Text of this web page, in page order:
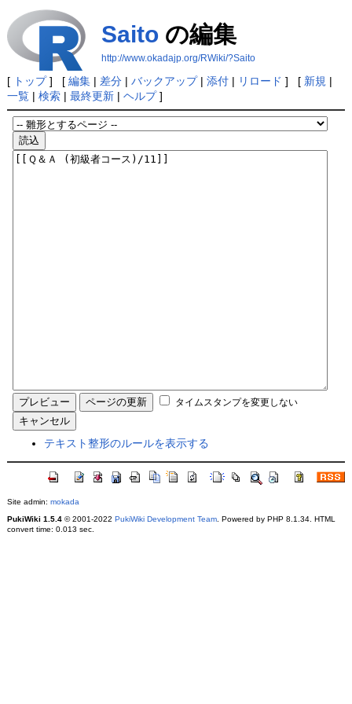
Saitoの編集
http://www.okadajp.org/RWiki/?Saito
[ トップ] [ 編集| 差分| バックアップ| 添付| リロード ] [ 新規 |
一覧| 検索| 最終更新| ヘルプ]
タイムスタンプを変更しない
テキスト整形のルールを表示する
Site admin: mokada
PukiWiki 1.5.4© 2001-2022 PukiWiki Development Team. Powered by PHP 8.1.34. HTML
convert time: 0.013 sec.